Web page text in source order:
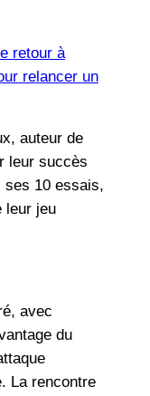
retour à
relancer un
auteur de
leur succès
ses 10 essais,
leur jeu
avec
du
La rencontre